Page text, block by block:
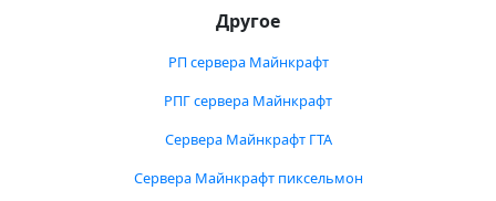
Другое
РП сервера Майнкрафт
РПГ сервера Майнкрафт
Сервера Майнкрафт ГТА
Сервера Майнкрафт пиксельмон